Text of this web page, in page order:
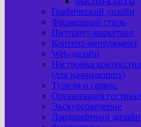
Графический дизайн
Фирменный стиль
Интернет-маркетинг
Контент-менеджмент
Web-дизайн
Настройка
(для начинающих)
Туризм и сервис
Организация
Экскурсоведение
Ландшафтный дизайн